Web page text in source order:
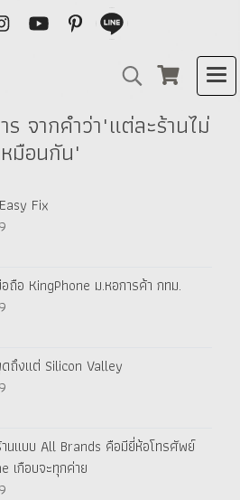
จากคำว่า"แต่ละร้านไม่
หมือนกัน"
Fix
ถือ KingPhone ม.หอการค้า กทม.
ถึงแต่ Silicon Valley
านแบบ All Brands คือมียี่ห้อโทรศัพย์
เกือบจะทุกค่าย